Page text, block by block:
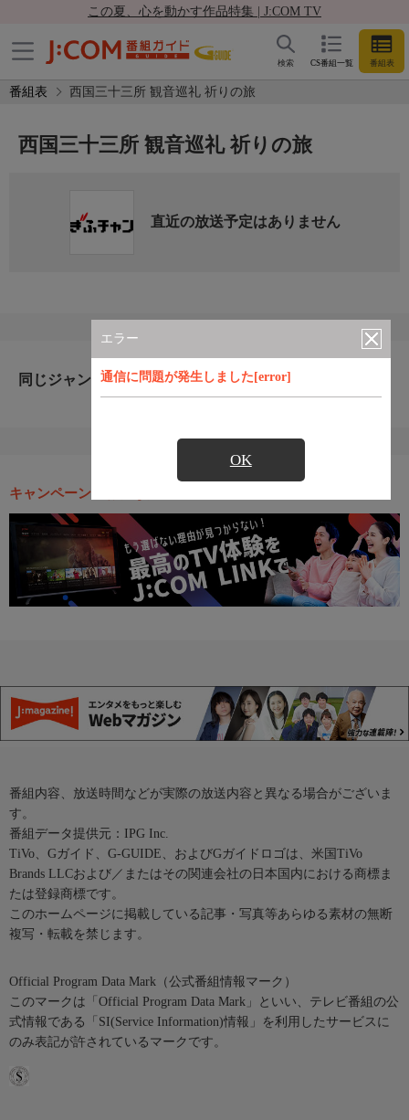
この夏、心を動かす作品特集 | J:COM TV
CS番組一覧 番組表
検索
番組表 西国三十三所 観音巡礼 祈りの旅
エラー
通信に問題が発生しました[error]
OK
西国三十三所 観音巡礼 祈りの旅
直近の放送予定はありません
同じジャンルのおすすめ番組
キャンペーン・お得な情報
番組内容、放送時間などが実際の放送内容と異なる場合がございま
す。
番組データ提供元：IPG Inc.
TiVo、Gガイド、G-GUIDE、およびGガイドロゴは、米国TiVo
Brands LLCおよび／またはその関連会社の日本国内における商標ま
たは登録商標です。
このホームページに掲載している記事・写真等あらゆる素材の無断
複写・転載を禁じます。
Official Program Data Mark（公式番組情報マーク）
このマークは「Official Program Data Mark」といい、テレビ番組の公
式情報である「SI(Service Information)情報」を利用したサービスに
のみ表記が許されているマークです。